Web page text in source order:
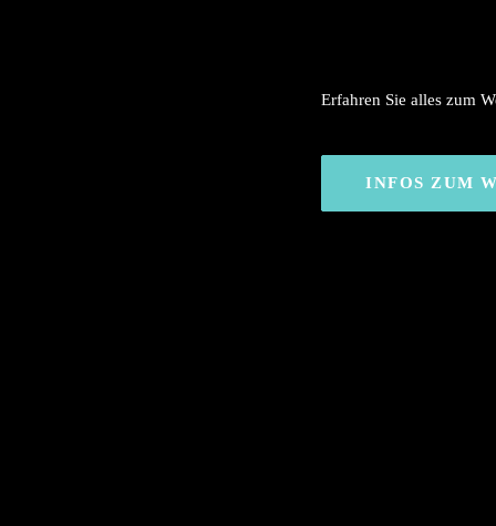
Erfahren Sie alles zum
INFOS ZUM